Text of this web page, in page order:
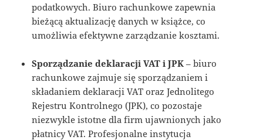
podatkowych. Biuro rachunkowe zapewnia
bieżącą aktualizację danych w książce, co
umożliwia efektywne zarządzanie kosztami.
Sporządzanie deklaracji VAT i JPK – biuro
rachunkowe zajmuje się sporządzaniem i
składaniem deklaracji VAT oraz Jednolitego
Rejestru Kontrolnego (JPK), co pozostaje
niezwykle istotne dla firm ujawnionych jako
płatnicy VAT. Profesjonalne instytucja